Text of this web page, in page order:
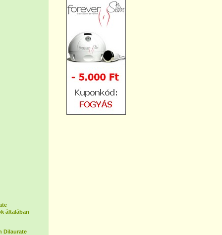
általában
Dilaurate